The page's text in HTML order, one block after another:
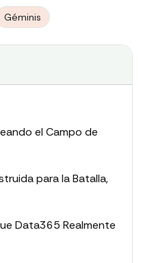
Géminis
el Campo de
para la Batalla,
Data365 Realmente